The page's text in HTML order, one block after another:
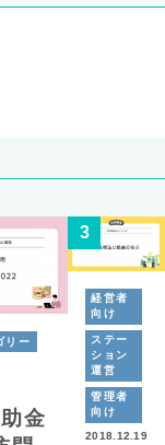
リー
金
経営者
向け
ステー
ション
運営
管理者
向け
2018.12.19